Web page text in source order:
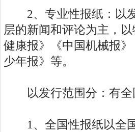
2、专业性报纸：以发
层的新闻和评论为主，
健康报》《中国机械报
少年报》等。
以发行范围分：有全
1、全国性报纸以全国